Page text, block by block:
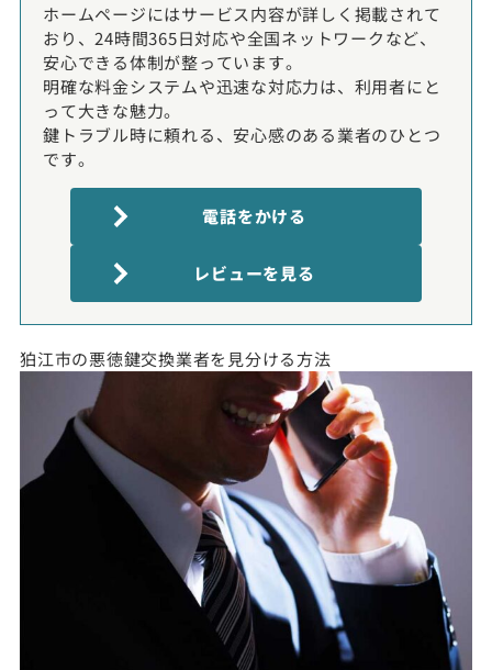
ホームページにはサービス内容が詳しく掲載されて
おり、24時間365日対応や全国ネットワークなど、
安心できる体制が整っています。
明確な料金システムや迅速な対応力は、利用者にと
って大きな魅力。
鍵トラブル時に頼れる、安心感のある業者のひとつ
です。
電話をかける
レビューを見る
狛江市の悪徳鍵交換業者を見分ける方法